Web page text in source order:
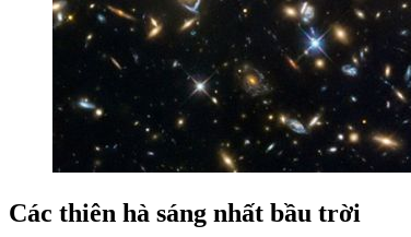
Các thiên hà sáng nhất bầu trời